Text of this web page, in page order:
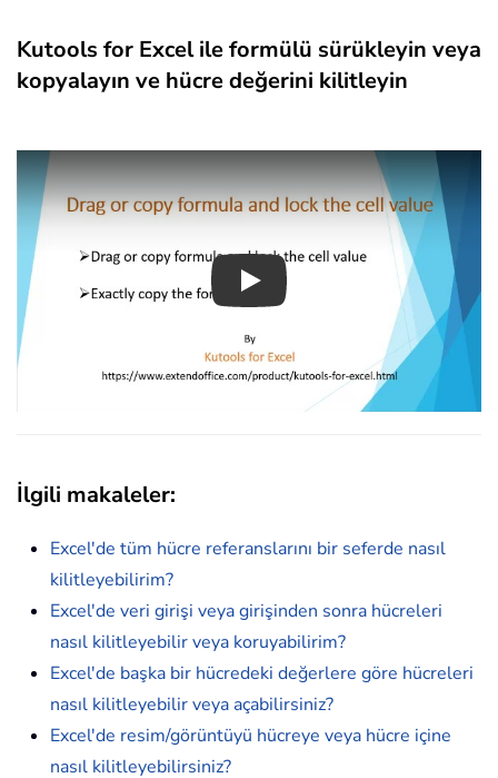
Kutools for Excel ile formülü sürükleyin veya
kopyalayın ve hücre değerini kilitleyin
Play
İlgili makaleler:
Excel'de tüm hücre referanslarını bir seferde nasıl
kilitleyebilirim?
Excel'de veri girişi veya girişinden sonra hücreleri
nasıl kilitleyebilir veya koruyabilirim?
Excel'de başka bir hücredeki değerlere göre hücreleri
nasıl kilitleyebilir veya açabilirsiniz?
Excel'de resim/görüntüyü hücreye veya hücre içine
nasıl kilitleyebilirsiniz?